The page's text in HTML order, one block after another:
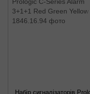
Набір сигналізаторів